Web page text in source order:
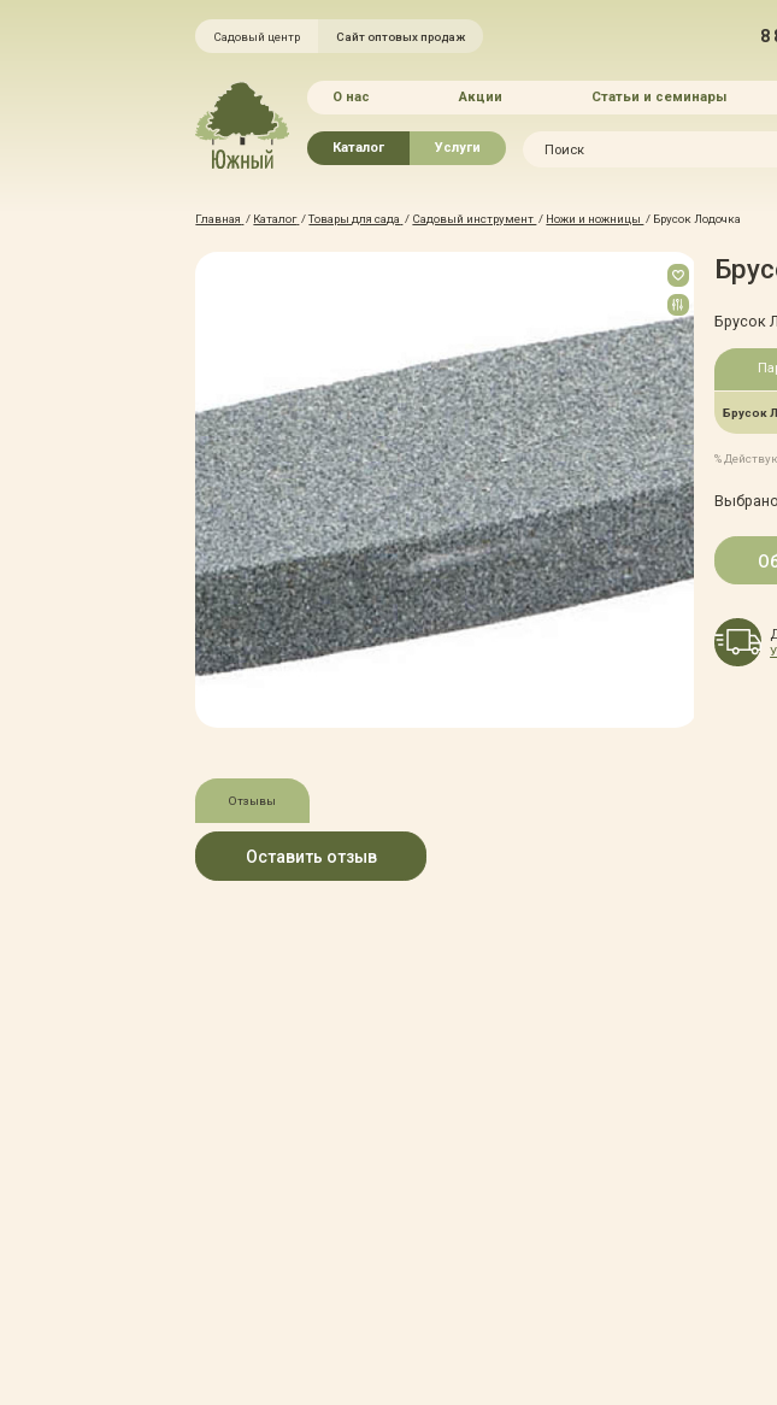
Садовый центр Сайт оптовых продаж 8
О нас Акции Статьи и семинары
Каталог
Хвойные растения
Растения вертикального
озеленения
Формованные растения
Экостория
Товары для сада
Грунты, удобрения, отсыпка
Зимние товары
Крупномеры
Консультации специалистов
Полезная литература
Услуги
Благоустройство и озеленение
Портфолио
Прайс-листы
Правила оказания услуг
Доставка
Оплата
Гарантии
Автополив
Главная / Каталог /Товары для сада / Садовый инструмент / Ножи и ножницы / Брусок Лодочка
Брусок
Брусок
%
Отзывы
Оставить отзыв